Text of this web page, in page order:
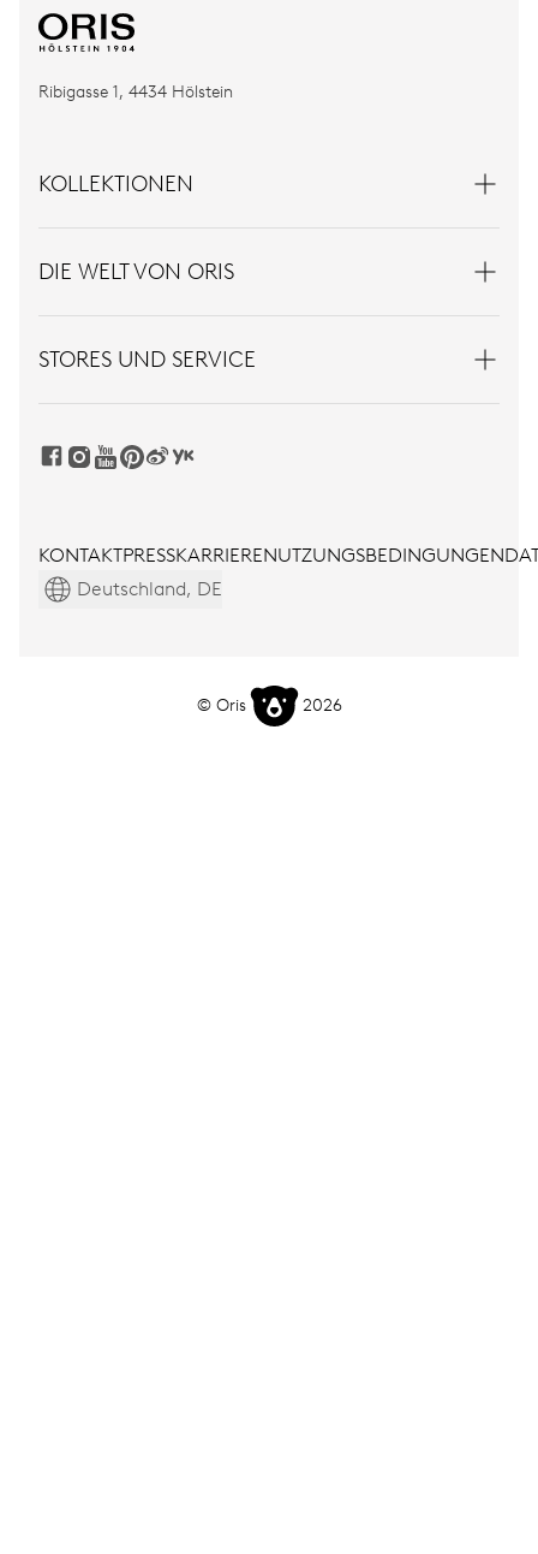
Ribigasse 1, 4434 Hölstein
KOLLEKTIONEN
DIE WELT VON ORIS
STORES UND SERVICE
KONTAKTPRESSKARRIERENUTZUNGSBEDINGUNGEN
Deutschland, DE
© Oris 2026